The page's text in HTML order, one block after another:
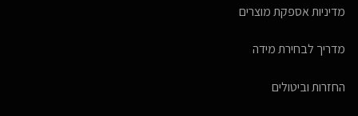
מדיניות אספקת מוצרים
מדריך לבחירת מידה
החזרות וביטולים